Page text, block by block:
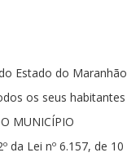
Estado do
os seus
MUNICÍPIO
da Lei nº 6.157, de